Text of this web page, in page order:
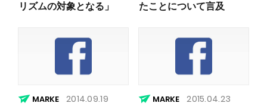
リズムの対象となる」
たことについて言及
2014.09.19 2015.04.23